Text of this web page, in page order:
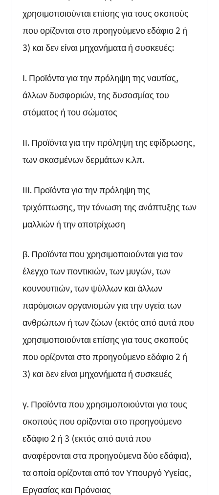
χρησιμοποιούνται επίσης για τους σκοπούς
που ορίζονται στο προηγούμενο εδάφιο 2 ή
3) και δεν είναι μηχανήματα ή συσκευές:
Ι. Προϊόντα για την πρόληψη της ναυτίας,
άλλων δυσφοριών, της δυσοσμίας του
στόματος ή του σώματος
ΙΙ. Προϊόντα για την πρόληψη της εφίδρωσης,
των σκασμένων δερμάτων κ.λπ.
ΙΙΙ. Προϊόντα για την πρόληψη της
τριχόπτωσης, την τόνωση της ανάπτυξης των
μαλλιών ή την αποτρίχωση
β. Προϊόντα που χρησιμοποιούνται για τον
έλεγχο των ποντικιών, των μυγών, των
κουνουπιών, των ψύλλων και άλλων
παρόμοιων οργανισμών για την υγεία των
ανθρώπων ή των ζώων (εκτός από αυτά που
χρησιμοποιούνται επίσης για τους σκοπούς
που ορίζονται στο προηγούμενο εδάφιο 2 ή
3) και δεν είναι μηχανήματα ή συσκευές
γ. Προϊόντα που χρησιμοποιούνται για τους
σκοπούς που ορίζονται στο προηγούμενο
εδάφιο 2 ή 3 (εκτός από αυτά που
αναφέρονται στα προηγούμενα δύο εδάφια),
τα οποία ορίζονται από τον Υπουργό Υγείας,
Εργασίας και Πρόνοιας